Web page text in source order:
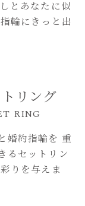
とあなたに似
輪にきっと出
リング
RING
婚約指輪を 重
るセットリン
りを与えま